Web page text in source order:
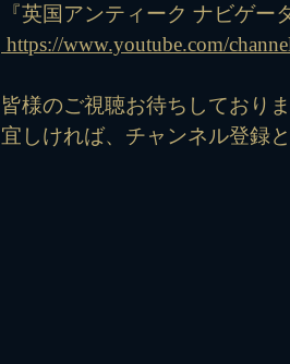
『英国アンティーク ナビゲー
https://www.youtube.com/
皆様のご視聴お待ちしておりま
宜しければ、チャンネル登録